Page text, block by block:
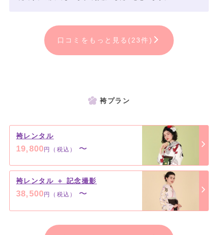
口コミをもっと見る(23件)
袴プラン
袴レンタル
19,800円（税込） 〜
袴レンタル ＋ 記念撮影
38,500 円（税込） 〜